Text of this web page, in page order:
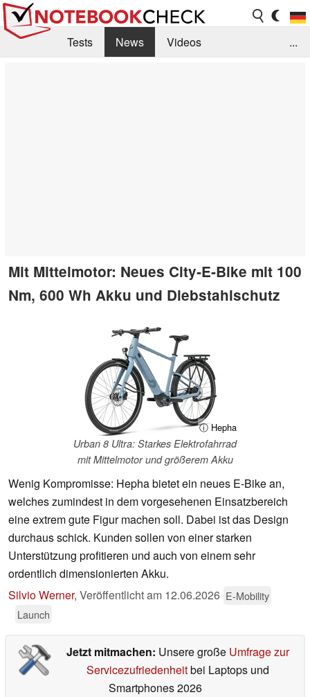
Tests News
Videos
...
Mit Mittelmotor: Neues City‑E‑Bike mit 100
Nm, 600 Wh Akku und Diebstahlschutz
ⓘ Hepha
Urban 8 Ultra: Starkes Elektrofahrrad
mit Mittelmotor und größerem Akku
Wenig Kompromisse: Hepha bietet ein neues E-Bike an,
welches zumindest in dem vorgesehenen Einsatzbereich
eine extrem gute Figur machen soll. Dabei ist das Design
durchaus schick. Kunden sollen von einer starken
Unterstützung profitieren und auch von einem sehr
ordentlich dimensionierten Akku.
Silvio Werner, Veröffentlicht am 12.06.2026 E-Mobility
Launch
Jetzt mitmachen: Unsere große Umfrage zur
Servicezufriedenheitbei Laptops und
Smartphones 2026